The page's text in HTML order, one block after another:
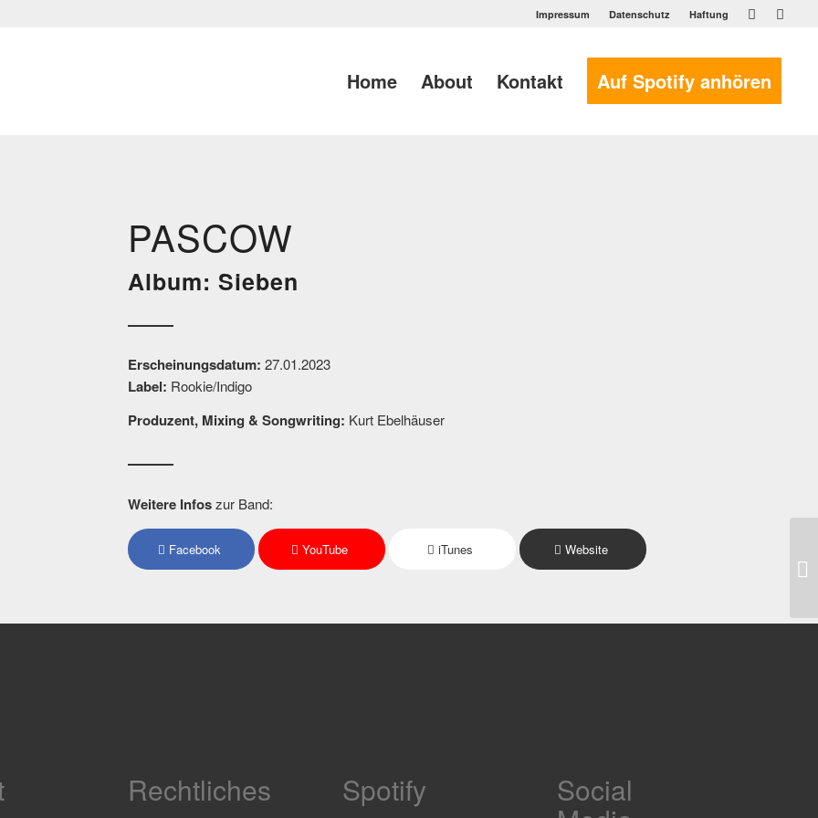
Impressum Datenschutz Haftung
Home About Kontakt Auf Spotify anhören
PASCOW
Album: Sieben
Erscheinungsdatum: 27.01.2023
Label: Rookie/Indigo
Produzent, Mixing & Songwriting: Kurt Ebelhäuser
Weitere Infoszur Band:
Facebook YouTube iTunes Website
Rechtliches Spotify Social